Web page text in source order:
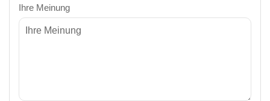
Ihre Meinung